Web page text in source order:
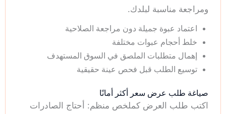
ومراجعة مناسبة لبلدك.
اعتماد عبوة جميلة دون مراجعة الصلاحية
خلط أحجام عبوات مختلفة
إهمال متطلبات الملصق في السوق المستهدف
توسيع الطلب قبل فحص عينة حقيقية
صياغة طلب عرض سعر أكثر أمانًا
اكتب طلب العرض كملخص منظم: أحتاج الصادرات